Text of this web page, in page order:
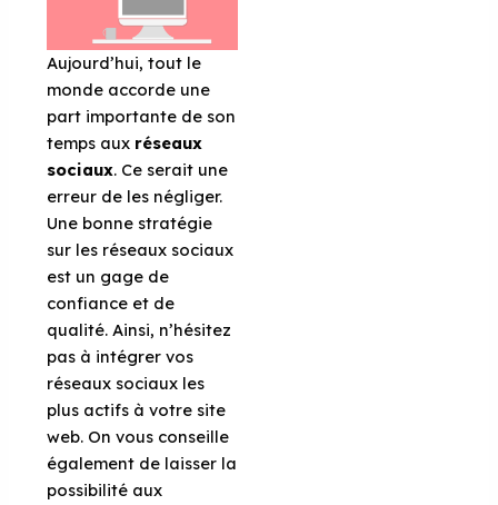
Aujourd’hui, tout le
monde accorde une
part importante de son
temps aux réseaux
sociaux. Ce serait une
erreur de les négliger.
Une bonne stratégie
sur les réseaux sociaux
est un gage de
confiance et de
qualité. Ainsi, n’hésitez
pas à intégrer vos
réseaux sociaux les
plus actifs à votre site
web. On vous conseille
également de laisser la
possibilité aux